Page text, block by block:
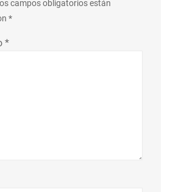
campos obligatorios están
*
*